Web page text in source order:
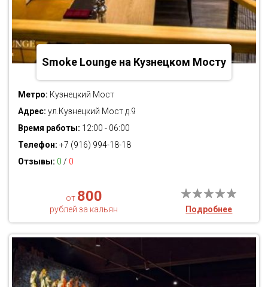
Smoke Lounge на Кузнецком Мосту
Метро: Кузнецкий Мост
Адрес: ул.Кузнецкий Мост д.9
Время работы: 12:00 - 06:00
Телефон: +7 (916) 994-18-18
Отзывы: 0 / 0
от 800
рублей за кальян Подробнее